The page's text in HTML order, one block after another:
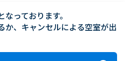
っております。
か、キャンセルによる空室が出